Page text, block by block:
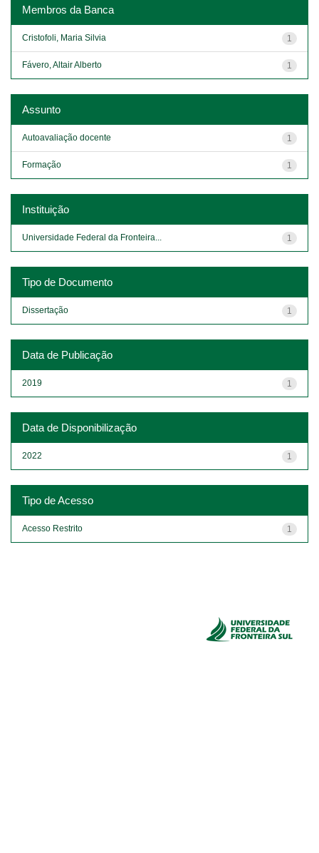
Membros da Banca
1
Cristofoli, Maria Silvia
1
Fávero, Altair Alberto
Assunto
1
Autoavaliação docente
1
Formação
Instituição
1
Universidade Federal da Fronteira...
Tipo de Documento
1
Dissertação
Data de Publicação
1
2019
Data de Disponibilização
1
2022
Tipo de Acesso
1
Acesso Restrito